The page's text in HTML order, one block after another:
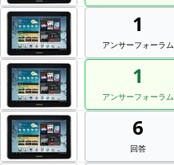
1
アンサーフォーラム
1
アンサーフォーラム
6
回答